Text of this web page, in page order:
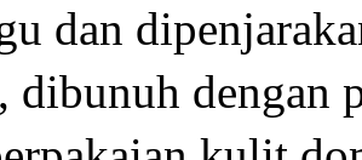
dan
dibunuh dengan